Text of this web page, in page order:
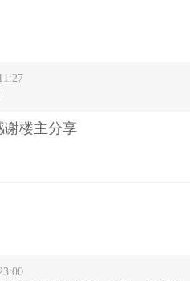
谢楼主分享